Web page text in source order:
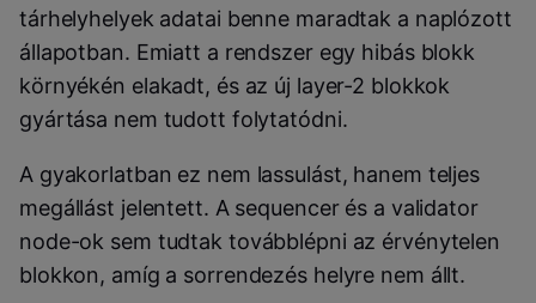
tárhelyhelyek adatai benne maradtak a naplózott
állapotban. Emiatt a rendszer egy hibás blokk
környékén elakadt, és az új layer-2 blokkok
gyártása nem tudott folytatódni.
A gyakorlatban ez nem lassulást, hanem teljes
megállást jelentett. A sequencer és a validator
node-ok sem tudtak továbblépni az érvénytelen
blokkon, amíg a sorrendezés helyre nem állt.